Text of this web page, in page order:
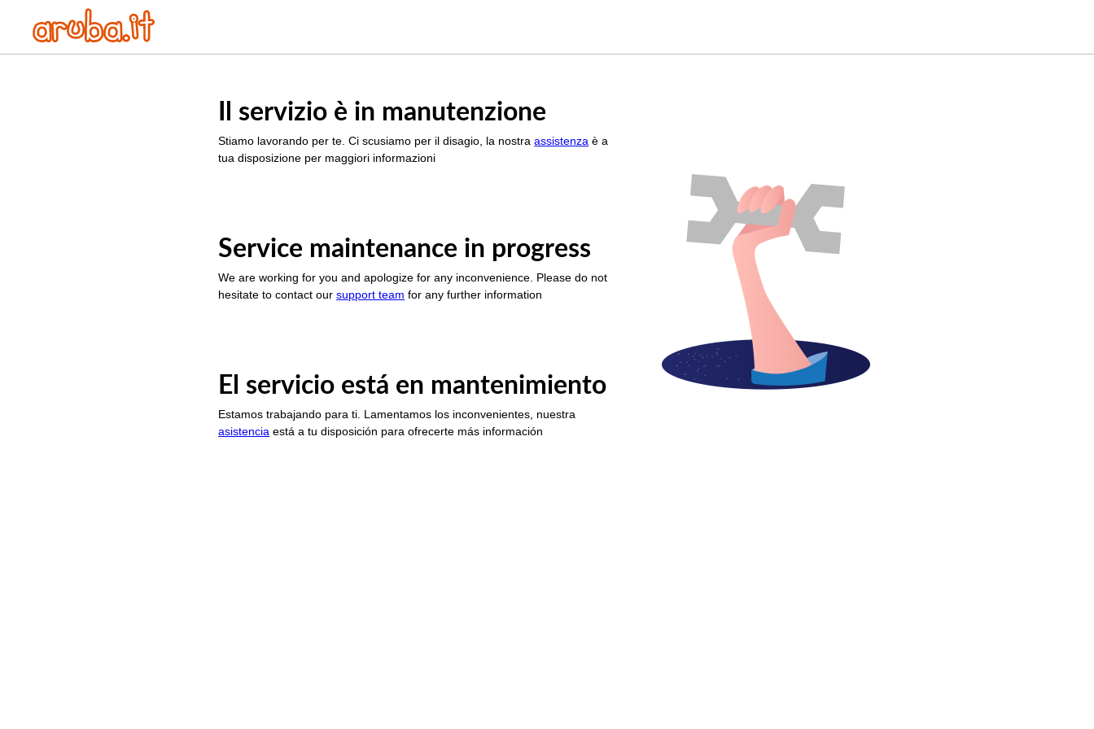
Il servizio è in manutenzione
Stiamo lavorando per te. Ci scusiamo per il disagio, la nostraassistenza è a
tua disposizione per maggiori informazioni
Service maintenance in progress
We are working for you and apologize for any inconvenience. Please do not
hesitate to contact oursupport team for any further information
El servicio está en mantenimiento
Estamos trabajando para ti. Lamentamos los inconvenientes, nuestra
asistencia está a tu disposición para ofrecerte más información